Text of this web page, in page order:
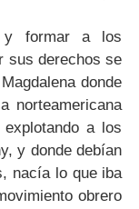
y formar a los
sus derechos se
donde
norteamericana
a los
y donde debían
nacía lo que iba
obrero